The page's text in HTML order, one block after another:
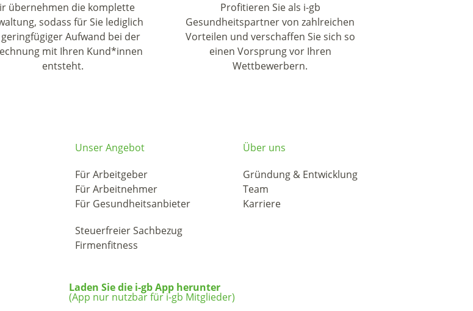
übernehmen die komplette
sodass für Sie lediglich
Aufwand bei der
mit Ihren Kund*innen
entsteht.
Profitieren Sie als i-gb
Gesundheitspartner von zahlreichen
Vorteilen und verschaffen Sie sich so
einen Vorsprung vor Ihren
Wettbewerbern.
Unser Angebot
Für Arbeitgeber
Für Arbeitnehmer
Für Gesundheitsanbieter
Steuerfreier Sachbezug
Firmenfitness
Über uns
Gründung & Entwicklung
Team
Karriere
Laden Sie die i-gb App herunter
(App nur nutzbar für i-gb Mitglieder)